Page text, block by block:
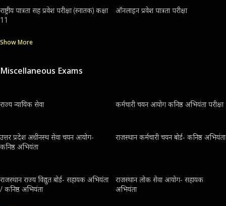
राष्ट्रीय पात्रता सह प्रवेश परीक्षा (स्नातक) कक्षा
11
ऑनलाइन प्रवेश पात्रता परीक्षा
Show More
Miscellaneous Exams
राज्य न्यायिक सेवा कर्मचारी चयन आयोग कनिष्ठ अभियंता परीक्षा
उत्तर प्रदेश अधीनस्थ सेवा चयन आयोग-
कनिष्ठ अभियंता
राजस्थान कर्मचारी चयन बोर्ड- कनिष्ठ अभियंता
राजस्थान राज्य विद्युत बोर्ड- सहायक अभियंता
/ कनिष्ठ अभियंता
राजस्थान लोक सेवा आयोग- सहायक
अभियंता